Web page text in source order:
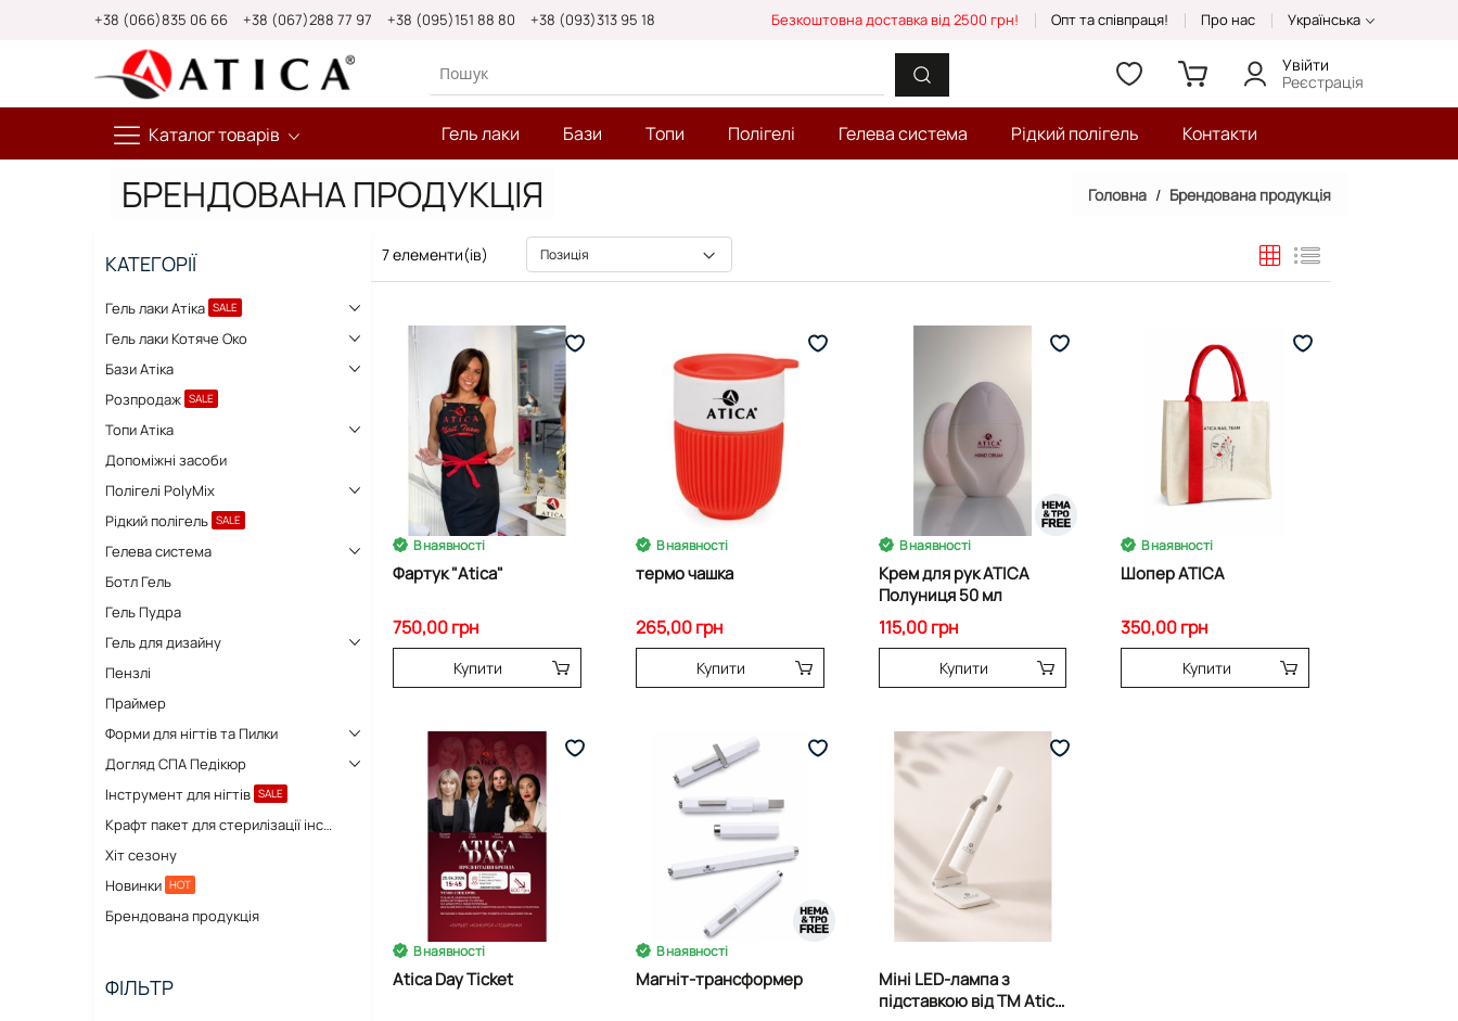
+38 (066)835 06 66 +38 (067)288 77 97 +38 (095)151 88 80 +38 (093)313 95 18 Безкоштовна доставка від 2500 грн! Опт та співпраця! Про нас Українська
Каталог товарів
Увійти
Реєстрація
Гель лаки Бази Топи Полігелі Гелева система Рідкий полігель Контакти
БРЕНДОВАНА ПРОДУКЦІЯ Головна Брендована продукція
7елементи(ів) ТаблицяСписок
В наявності
Фартук "Аtica"
750,00 грн
Купити
В наявності
термо чашка
265,00 грн
Купити
В наявності
Крем для рук ATICA
Полуниця 50 мл
115,00 грн
Купити
В наявності
Шопер ATICA
350,00 грн
Купити
В наявності
Atica Day Ticket
В наявності
Магніт-трансформер
Міні LED-лампа з
підставкою від TM Atica
КАТЕГОРІЇ
Гель лаки Атіка SALE
Гель лаки Котяче Око
Бази Атіка
Розпродаж SALE
Топи Атіка
Допоміжні засоби
Полігелі PolyMix
Рідкий полігель SALE
Гелева система
Ботл Гель
Гель Пудра
Гель для дизайну
Пензлі
Праймер
Форми для нігтів та Пилки
Догляд СПА Педікюр
Інструмент для нігтів SALE
Крафт пакет для стерилізації інструментів
Хіт сезону
Новинки HOT
Брендована продукція
ФІЛЬТР